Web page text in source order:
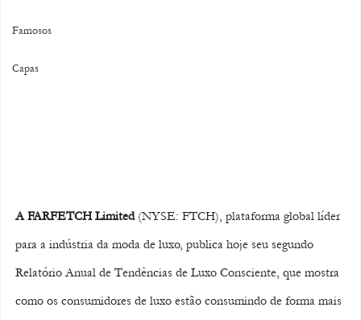
Famosos
Capas
A FARFETCH Limited (NYSE: FTCH), plataforma global líder
para a indústria da moda de luxo, publica hoje seu segundo
Relatório Anual de Tendências de Luxo Consciente, que mostra
como os consumidores de luxo estão consumindo de forma mais